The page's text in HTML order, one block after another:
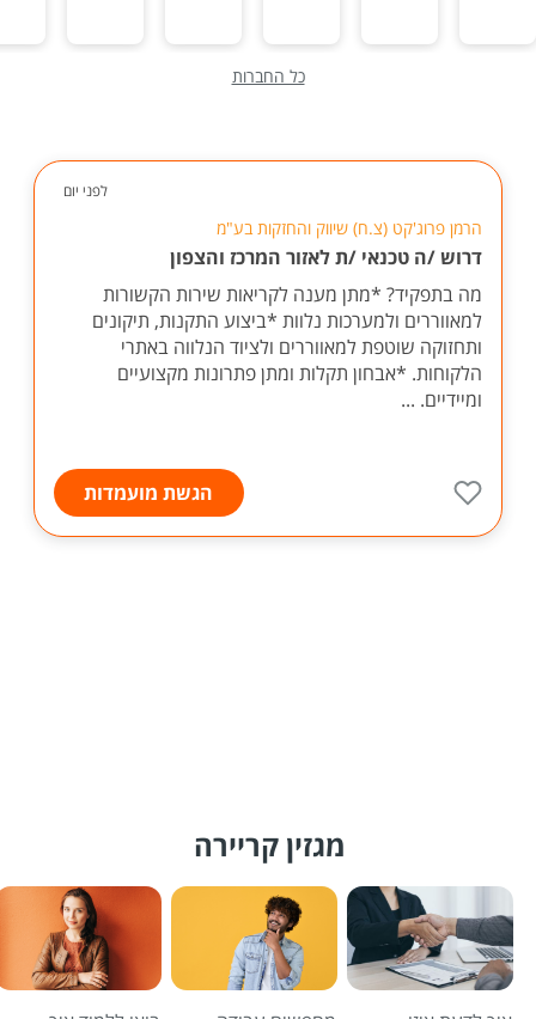
כל החברות
לפני יום
הרמן פרוג'קט (צ.ח) שיווק והחזקות בע"מ
דרוש /ה טכנאי /ת לאזור המרכז והצפון
מה בתפקיד? *מתן מענה לקריאות שירות הקשורות
למאווררים ולמערכות נלוות *ביצוע התקנות, תיקונים
ותחזוקה שוטפת למאווררים ולציוד הנלווה באתרי
הלקוחות. *אבחון תקלות ומתן פתרונות מקצועיים
ומיידיים. ...
הגשת מועמדות
מגזין קריירה